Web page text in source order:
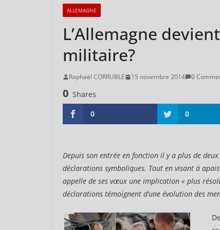
ALLEMAGNE
L’Allemagne
militaire?
Raphaël CORRUBLE 15 novembre 2014 0
0 Shares
0
0
Depuis son entrée en fonction il y a plus de
déclarations symboliques. Tout en visant à
appelle de ses vœux une implication « plus
déclarations témoignent d’une évolution des